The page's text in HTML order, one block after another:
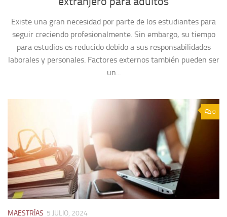
Existe una gran necesidad por parte de los estudiantes para
seguir creciendo profesionalmente. Sin embargo, su tiempo
para estudios es reducido debido a sus responsabilidades
laborales y personales. Factores externos también pueden ser
un...
0
MAESTRÍAS 5 JULIO, 2024